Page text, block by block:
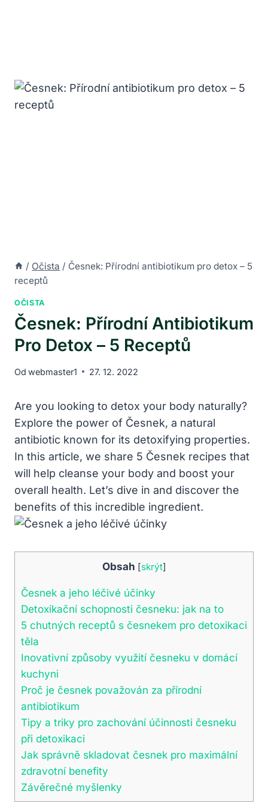
/ Očista / Česnek: Přírodní antibiotikum pro detox – 5
receptů
OČISTA
Česnek: Přírodní Antibiotikum
Pro Detox – 5 Receptů
Od webmaster1 27. 12. 2022
Are you looking to detox‌ your body naturally?
Explore the power⁢ of Česnek, a natural
antibiotic known for its ⁢detoxifying properties.⁤
In this article, ‍we ​share 5 Česnek recipes that
will help cleanse your body and boost your
overall health. Let’s dive in and discover ⁤the
benefits of this incredible ingredient.
Obsah [skrýt]
Česnek a jeho léčivé účinky
Detoxikační schopnosti česneku: jak na to
5 chutných receptů s česnekem pro detoxikaci
těla
Inovativní způsoby využití česneku v‍ domácí
kuchyni
Proč je česnek považován za přírodní
antibiotikum
Tipy a triky pro zachování ‌účinnosti česneku
při detoxikaci
Jak správně⁢ skladovat ⁣česnek pro maximální⁢
zdravotní benefity
Závěrečné myšlenky